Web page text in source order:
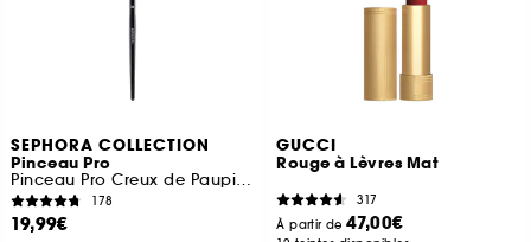
SEPHORA COLLECTION
Pinceau Pro
Pinceau Pro Creux de Paupière #26
178
19,99€
GUCCI
Rouge à Lèvres Mat
317
À partir de47,00€